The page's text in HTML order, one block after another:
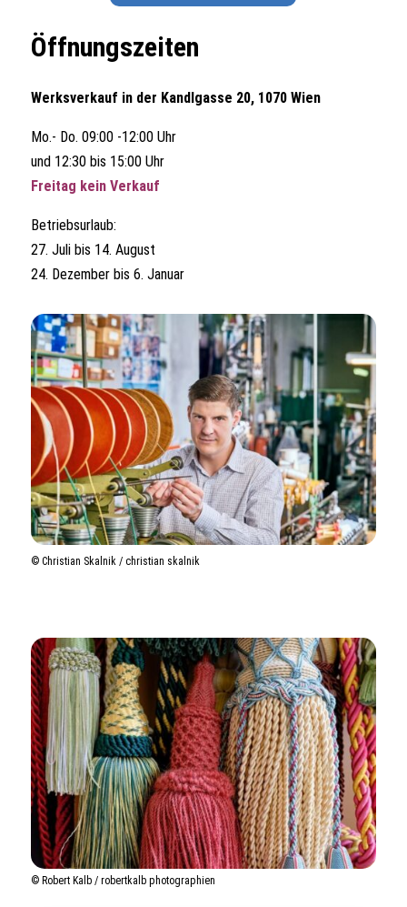
Öffnungszeiten
Werksverkauf in der Kandlgasse 20, 1070 Wien
Mo.- Do. 09:00 -12:00 Uhr
und 12:30 bis 15:00 Uhr
Freitag kein Verkauf
Betriebsurlaub:
27. Juli bis 14. August
24. Dezember bis 6. Januar
©️ Christian Skalnik / christian skalnik
© Robert Kalb / robertkalb photographien